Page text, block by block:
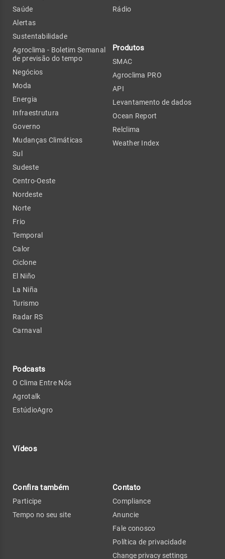
Saúde
Alertas
Sustentabilidade
Agroclima - Boletim Semanal
de previsão do tempo
Negócios
Moda
Energia
Infraestrutura
Governo
Mudanças Climáticas
Sul
Sudeste
Centro-Oeste
Nordeste
Norte
Frio
Temporal
Calor
Ciclone
El Niño
La Niña
Turismo
Radar RS
Carnaval
Podcasts
O Clima Entre Nós
Agrotalk
EstúdioAgro
Vídeos
Rádio
Produtos
SMAC
Agroclima PRO
API
Levantamento de dados
Ocean Report
Relclima
Weather Index
Confira também
Participe
Tempo no seu site
Contato
Compliance
Anuncie
Fale conosco
Política de privacidade
Change privacy settings